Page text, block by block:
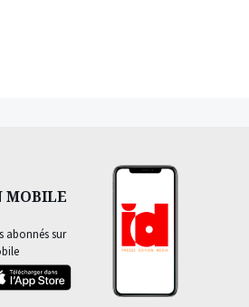
MOBILE
abonnés sur